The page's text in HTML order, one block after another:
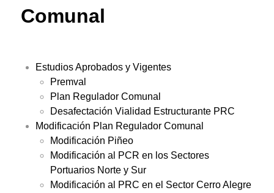
Comunal
Estudios Aprobados y Vigentes
Premval
Plan Regulador Comunal
Desafectación Vialidad Estructurante PRC
Modificación Plan Regulador Comunal
Modificación Piñeo
Modificación al PCR en los Sectores
Portuarios Norte y Sur
Modificación al PRC en el Sector Cerro Alegre